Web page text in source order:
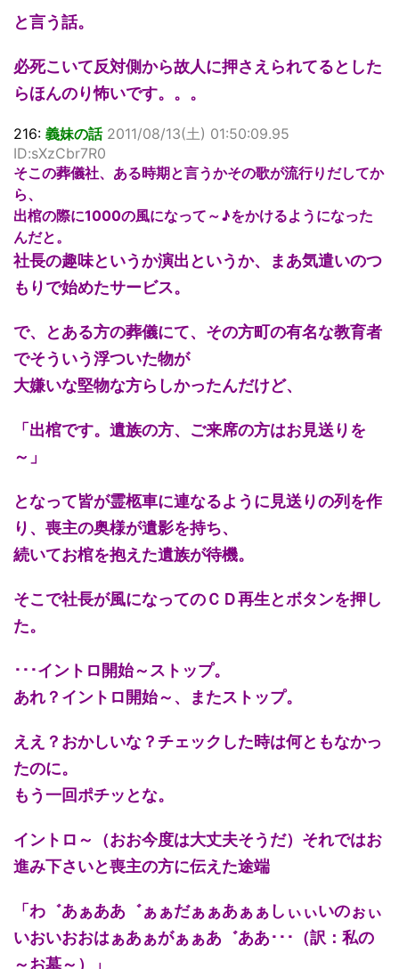
と言う話。
必死こいて反対側から故人に押さえられてるとした
らほんのり怖いです。。。
216: 義妹の話 2011/08/13(土) 01:50:09.95
ID:sXzCbr7R0
そこの葬儀社、ある時期と言うかその歌が流行りだしてか
ら、
出棺の際に1000の風になって～♪をかけるようになった
んだと。
社長の趣味というか演出というか、まあ気遣いのつ
もりで始めたサービス。
で、とある方の葬儀にて、その方町の有名な教育者
でそういう浮ついた物が
大嫌いな堅物な方らしかったんだけど、
「出棺です。遺族の方、ご来席の方はお見送りを
～」
となって皆が霊柩車に連なるように見送りの列を作
り、喪主の奥様が遺影を持ち、
続いてお棺を抱えた遺族が待機。
そこで社長が風になってのＣＤ再生とボタンを押し
た。
･･･イントロ開始～ストップ。
あれ？イントロ開始～、またストップ。
ええ？おかしいな？チェックした時は何ともなかっ
たのに。
もう一回ポチッとな。
イントロ～（おお今度は大丈夫そうだ）それではお
進み下さいと喪主の方に伝えた途端
「わ゛あぁああ゛ぁぁだぁぁあぁぁしぃぃいのぉぃ
いおいおおはぁあぁがぁぁあ゛ああ･･･（訳：私の
～お墓～）」